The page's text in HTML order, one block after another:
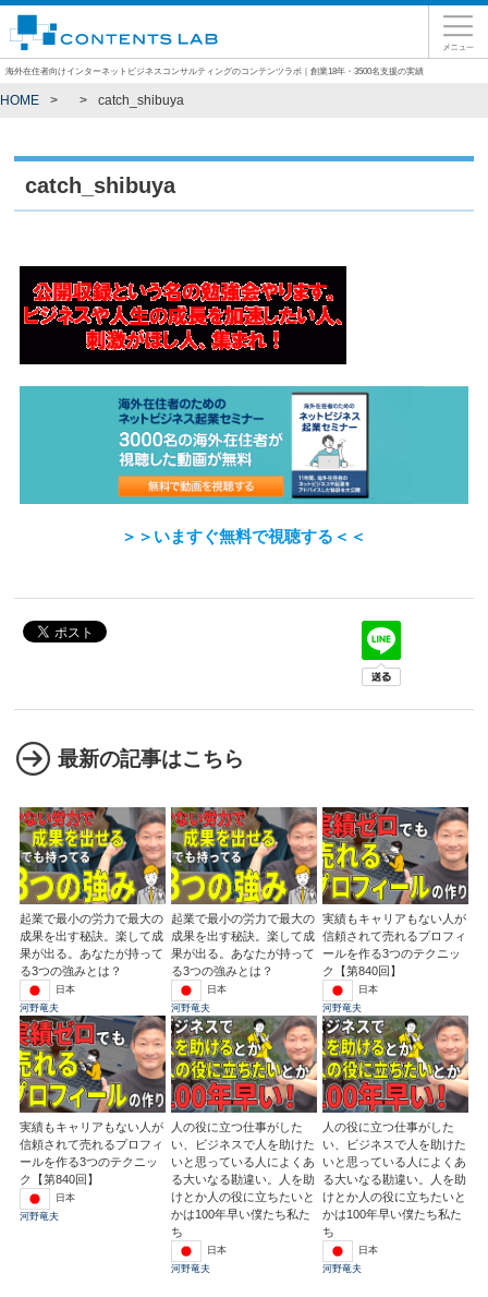
海外在住者向けインターネットビジネスコンサルティングのコンテンツラボ｜創業18年・3500名支援の実績
HOME catch_shibuya
catch_shibuya
＞＞いますぐ無料で視聴する＜＜
最新の記事はこちら
起業で最小の労力で最大の
成果を出す秘訣。楽して成
果が出る。あなたが持って
る3つの強みとは？
日本
河野竜夫
起業で最小の労力で最大の
成果を出す秘訣。楽して成
果が出る。あなたが持って
る3つの強みとは？
日本
河野竜夫
実績もキャリアもない人が
信頼されて売れるプロフィ
ールを作る3つのテクニッ
ク【第840回】
日本
河野竜夫
実績もキャリアもない人が
信頼されて売れるプロフィ
ールを作る3つのテクニッ
ク【第840回】
日本
河野竜夫
人の役に立つ仕事がした
い、ビジネスで人を助けた
いと思っている人によくあ
る大いなる勘違い。人を助
けとか人の役に立ちたいと
かは100年早い僕たち私た
ち
日本
河野竜夫
人の役に立つ仕事がした
い、ビジネスで人を助けた
いと思っている人によくあ
る大いなる勘違い。人を助
けとか人の役に立ちたいと
かは100年早い僕たち私た
ち
日本
河野竜夫